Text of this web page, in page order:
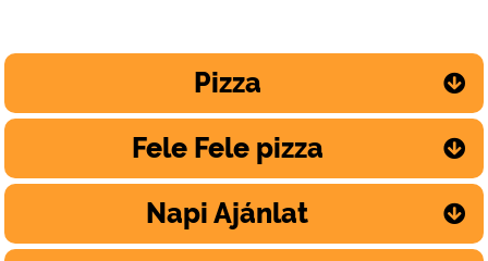
Pizza
Fele Fele pizza
Napi Ajánlat